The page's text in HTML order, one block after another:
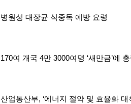
병원성 대장균 식중독 예방 요령
170여 개국 4만 3000여명 ‘새만금’에
산업통산부, ‘에너지 절약 및 효율화 대